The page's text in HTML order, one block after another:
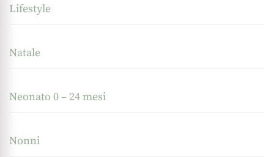
Lifestyle
Natale
Neonato 0 – 24 mesi
Nonni